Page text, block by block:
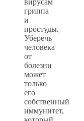
гриппа
и
простуды.
Уберечь
человека
от
болезни
может
только
его
собственный
иммунитет,